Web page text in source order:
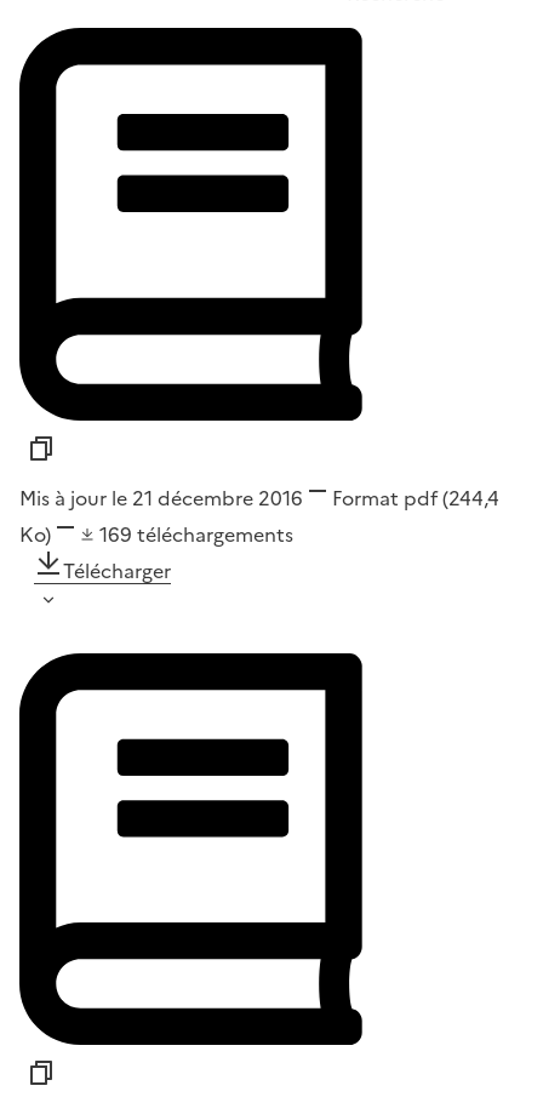
Mis à jour le 21 décembre 2016 Format pdf(244,4
Ko)
169 téléchargements
Télécharger